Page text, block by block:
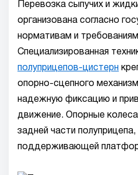
Перевозка сыпучих и
организована согласно
нормативам и
Специализированная
полуприцепов-цистерн
опорно-сцепного
надежную фиксацию и
движение. Опорные
задней части
поддерживающей